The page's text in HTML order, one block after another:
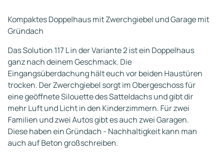
Kompaktes Doppelhaus mit Zwerchgiebel und Garage mit
Gründach
Das Solution 117 L in der Variante 2 ist ein Doppelhaus
ganz nach deinem Geschmack. Die
Eingangsüberdachung hält euch vor beiden Haustüren
trocken. Der Zwerchgiebel sorgt im Obergeschoss für
eine geöffnete Silouette des Satteldachs und gibt dir
mehr Luft und Licht in den Kinderzimmern. Für zwei
Familien und zwei Autos gibt es auch zwei Garagen.
Diese haben ein Gründach - Nachhaltigkeit kann man
auch auf Beton großschreiben.